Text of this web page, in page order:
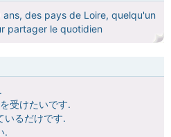
des pays de Loire, quelqu'un
partager le quotidien
.
受けたいです.
いるだけです.
.